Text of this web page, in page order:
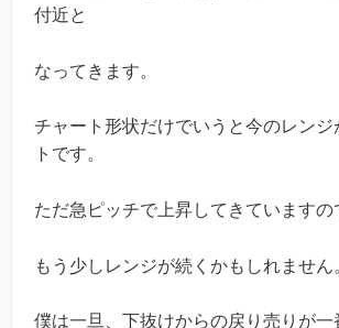
付近と
なってきます。
チャート形状だけでいうと今のレンジ
トです。
ただ急ピッチで上昇してきていますの
もう少しレンジが続くかもしれません
僕は一旦、下抜けからの戻り売りが一